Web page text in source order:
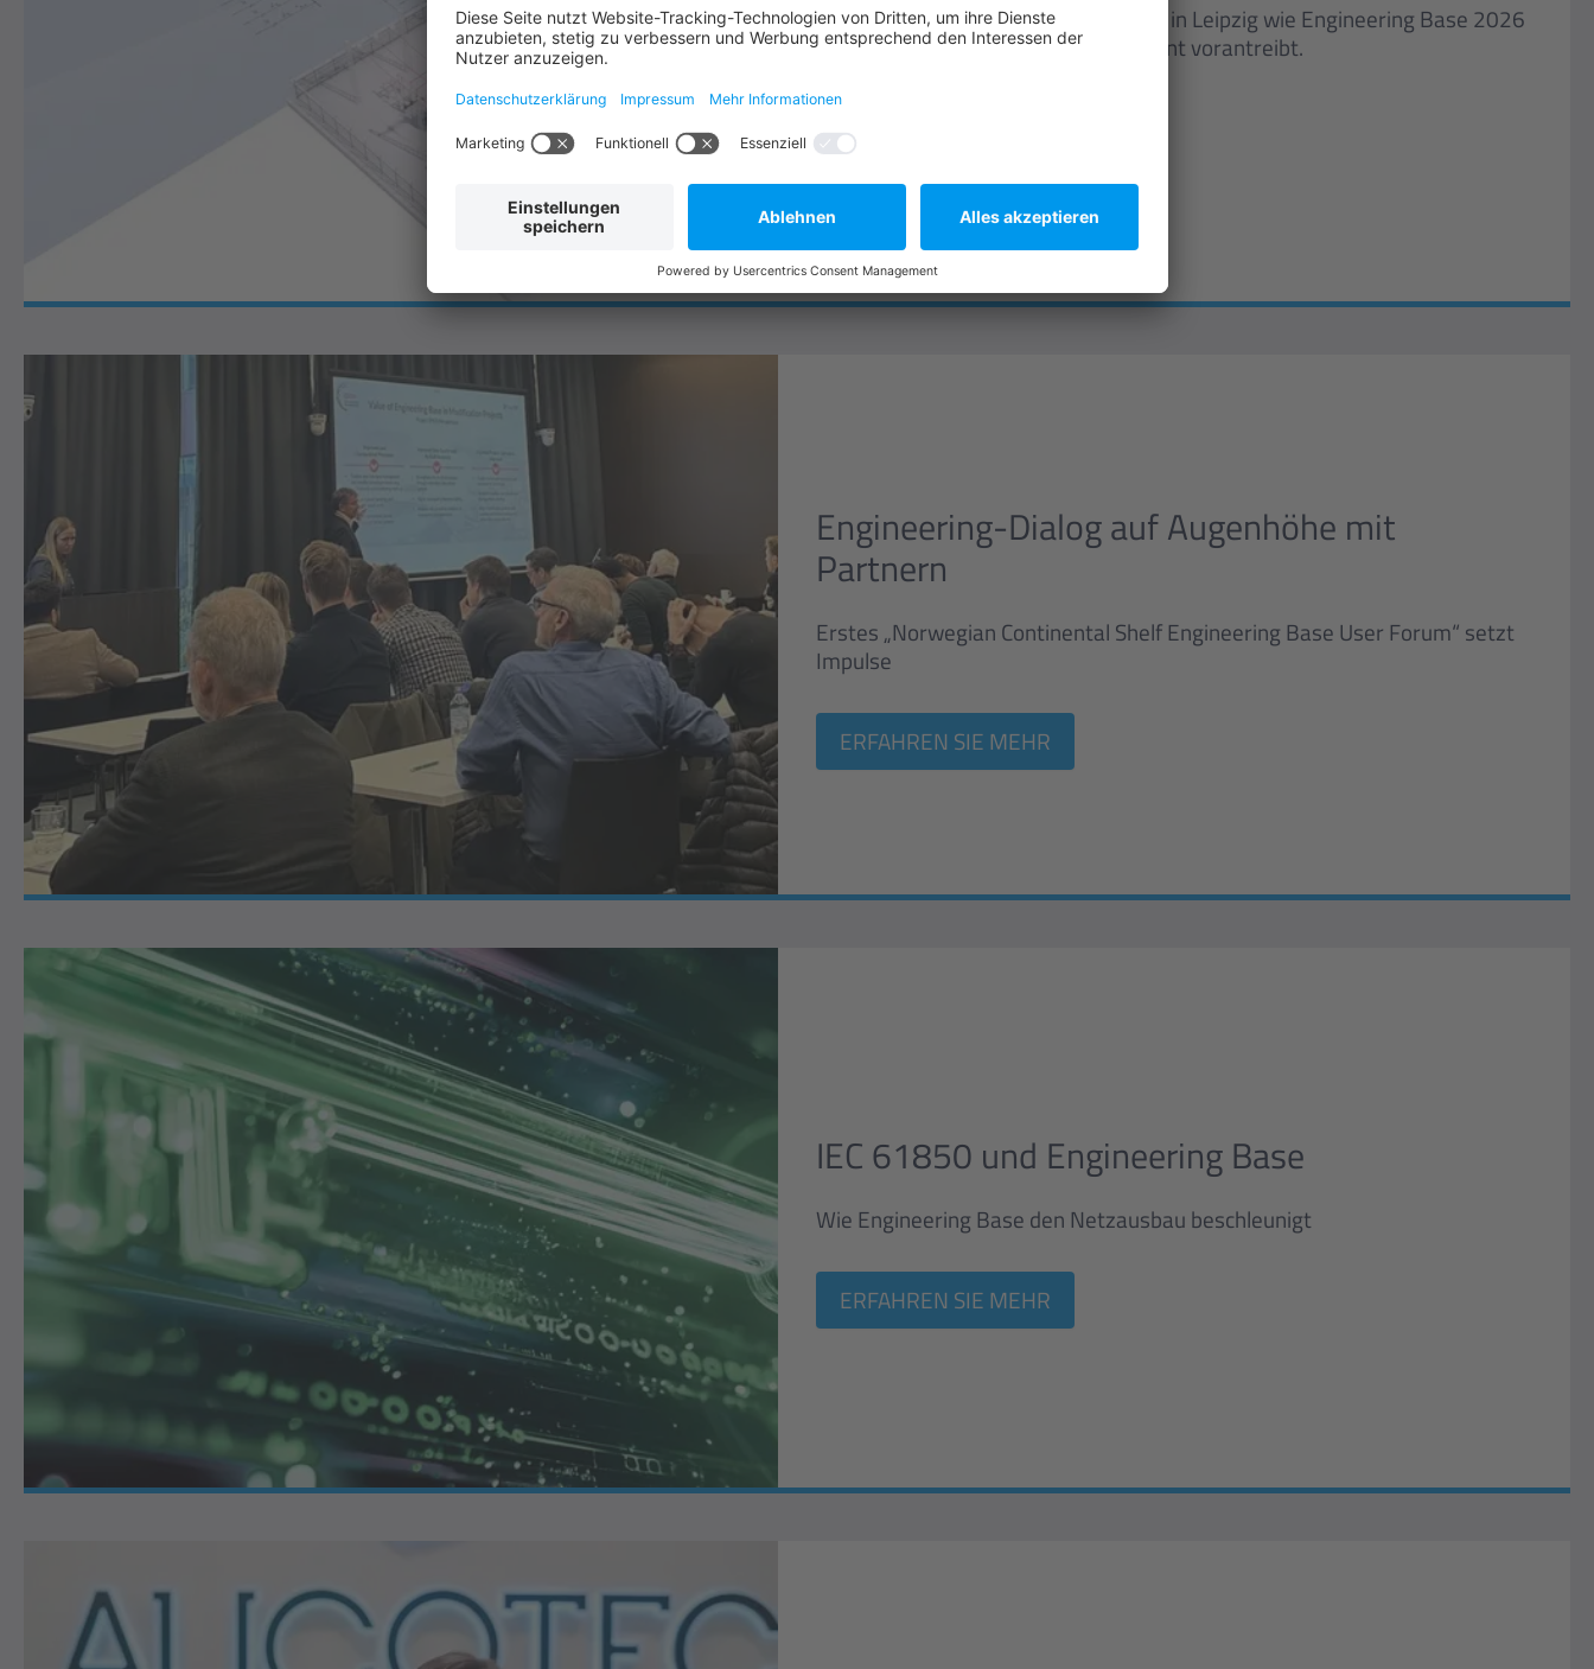
Am 28. und 29. April 2026 zeigen wir in Leipzig wie Engineering Base 2026
das digitale Umspannwerk konsequent vorantreibt.
ERFAHREN SIE MEHR
Engineering-Dialog auf Augenhöhe mit
Partnern
Erstes „Norwegian Continental Shelf Engineering Base User Forum“ setzt
Impulse
ERFAHREN SIE MEHR
IEC 61850 und Engineering Base
Wie Engineering Base den Netzausbau beschleunigt
ERFAHREN SIE MEHR